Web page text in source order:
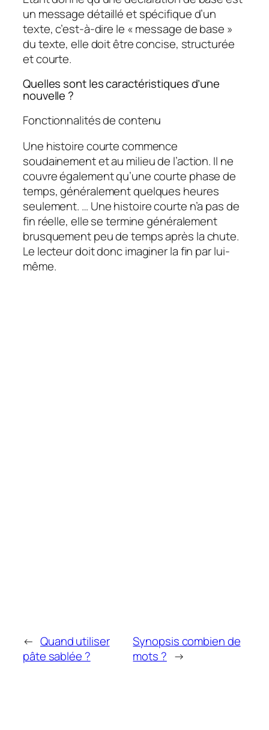
un message détaillé et spécifique d’un
texte, c’est-à-dire le « message de base »
du texte, elle doit être concise, structurée
et courte.
Quelles sont les caractéristiques d’une
nouvelle ?
Fonctionnalités de contenu
Une histoire courte commence
soudainement et au milieu de l’action. Il ne
couvre également qu’une courte phase de
temps, généralement quelques heures
seulement. … Une histoire courte n’a pas de
fin réelle, elle se termine généralement
brusquement peu de temps après la chute.
Le lecteur doit donc imaginer la fin par lui-
même.
← Quand utiliser
pâte sablée ?
Synopsis combien de
mots ? →